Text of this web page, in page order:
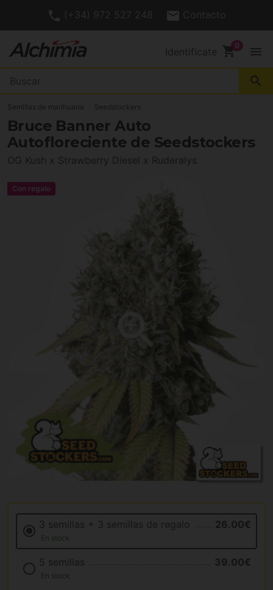
(+34) 972 527 248 Contacto
Identifícate shopping_cart menu
search
Semillas de marihuana Seedstockers
Bruce Banner Auto
Autofloreciente de Seedstockers
OG Kush x Strawberry Diesel x Ruderalys
Con regalo
3 semillas + 3 semillas de regalo 26.00€
En stock
5 semillas 39.00€
En stock